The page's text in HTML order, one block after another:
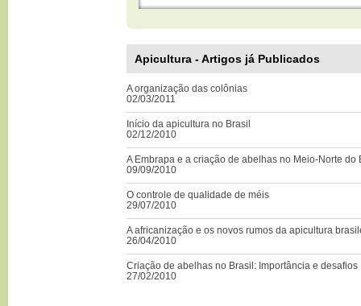
Apicultura - Artigos já Publicados
A organização das colônias
02/03/2011
Início da apicultura no Brasil
02/12/2010
A Embrapa e a criação de abelhas no Meio-Norte do
09/09/2010
O controle de qualidade de méis
29/07/2010
A africanização e os novos rumos da apicultura
26/04/2010
Criação de abelhas no Brasil: Importância e desafios
27/02/2010